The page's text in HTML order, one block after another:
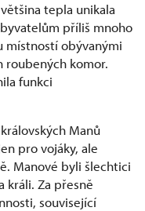
tepla unikala
příliš mnoho
místností obývanými
roubených komor.
funkci
Manů
pro vojáky, ale
Manové byli šlechtici
králi. Za přesně
související